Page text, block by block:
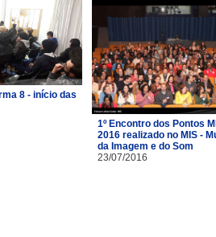
8 - início das
1º Encontro dos Pontos
2016 realizado no MIS -
da Imagem e do Som
23/07/2016